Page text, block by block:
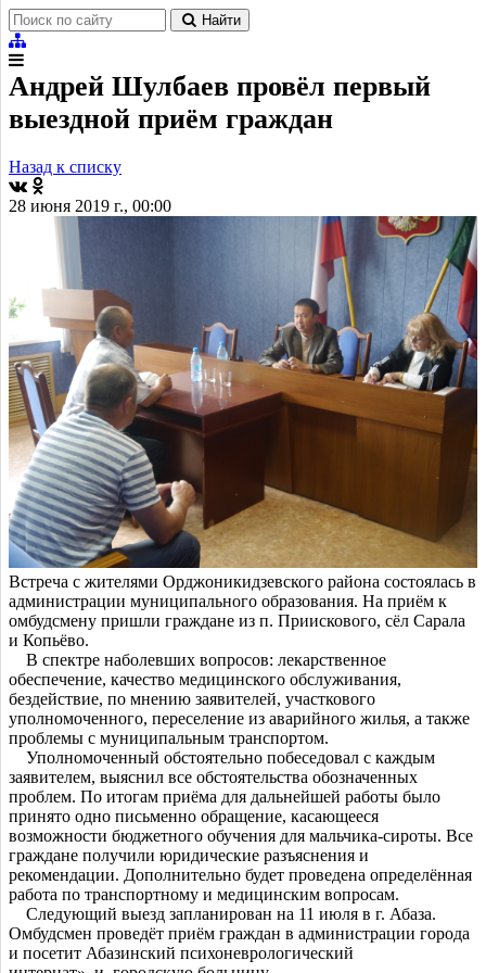
Найти
Андрей Шулбаев провёл первый
выездной приём граждан
Назад к списку
28 июня 2019 г., 00:00
Встреча с жителями Орджоникидзевского района состоялась в
администрации муниципального образования. На приём к
омбудсмену пришли граждане из п. Приискового, сёл Сарала
и Копьёво.
В спектре наболевших вопросов: лекарственное
обеспечение, качество медицинского обслуживания,
бездействие, по мнению заявителей, участкового
уполномоченного, переселение из аварийного жилья, а также
проблемы с муниципальным транспортом.
Уполномоченный обстоятельно побеседовал с каждым
заявителем, выяснил все обстоятельства обозначенных
проблем. По итогам приёма для дальнейшей работы было
принято одно письменно обращение, касающееся
возможности бюджетного обучения для мальчика-сироты. Все
граждане получили юридические разъяснения и
рекомендации. Дополнительно будет проведена определённая
работа по транспортному и медицинским вопросам.
Следующий выезд запланирован на 11 июля в г. Абаза.
Омбудсмен проведёт приём граждан в администрации города
и посетит Абазинский психоневрологический